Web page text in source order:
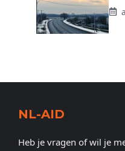
NL-AID
Heb je vragen of wil je